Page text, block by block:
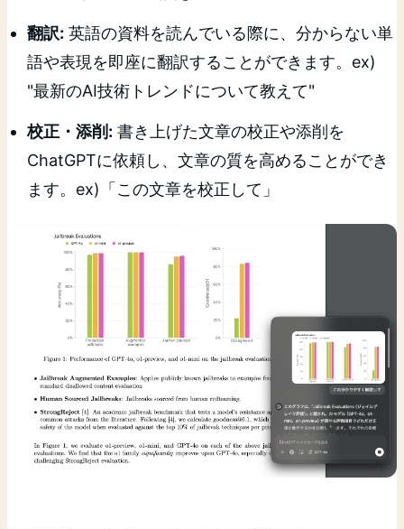
翻訳: 英語の資料を読んでいる際に、分からない単
語や表現を即座に翻訳することができます。ex)
"最新のAI技術トレンドについて教えて"
校正・添削: 書き上げた文章の校正や添削を
ChatGPTに依頼し、文章の質を高めることができ
ます。ex)「この文章を校正して」